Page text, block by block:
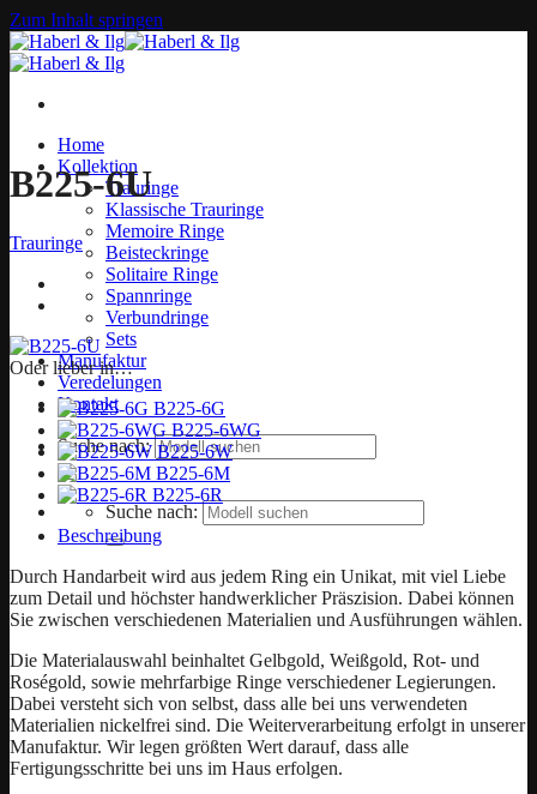
Zum Inhalt springen
Home
Kollektion
Trauringe
Klassische Trauringe
Memoire Ringe
Beisteckringe
Solitaire Ringe
Spannringe
Verbundringe
Sets
Manufaktur
Veredelungen
Kontakt
Suche nach:
Suche nach:
B225-6U
Trauringe
Oder lieber in…
B225-6G
B225-6WG
B225-6W
B225-6M
B225-6R
Beschreibung
Durch Handarbeit wird aus jedem Ring ein Unikat, mit viel Liebe
zum Detail und höchster handwerklicher Präszision. Dabei können
Sie zwischen verschiedenen Materialien und Ausführungen wählen.
Die Materialauswahl beinhaltet Gelbgold, Weißgold, Rot- und
Roségold, sowie mehrfarbige Ringe verschiedener Legierungen.
Dabei versteht sich von selbst, dass alle bei uns verwendeten
Materialien nickelfrei sind. Die Weiterverarbeitung erfolgt in unserer
Manufaktur. Wir legen größten Wert darauf, dass alle
Fertigungsschritte bei uns im Haus erfolgen.